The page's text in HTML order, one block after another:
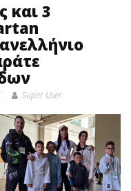
και 3
Super User